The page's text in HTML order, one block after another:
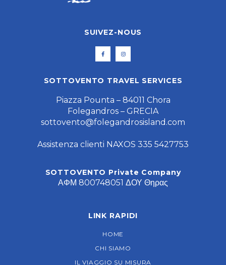
SUIVEZ-NOUS
SOTTOVENTO TRAVEL SERVICES
Piazza Pounta – 84011 Chora
Folegandros – GRECIA
sottovento@folegandrosisland.com
Assistenza clienti NAXOS 335 5427753
SOTTOVENTO Private Company
ΑΦΜ 800748051 ΔΟΥ Θηρας
LINK RAPIDI
HOME
CHI SIAMO
IL VIAGGIO SU MISURA